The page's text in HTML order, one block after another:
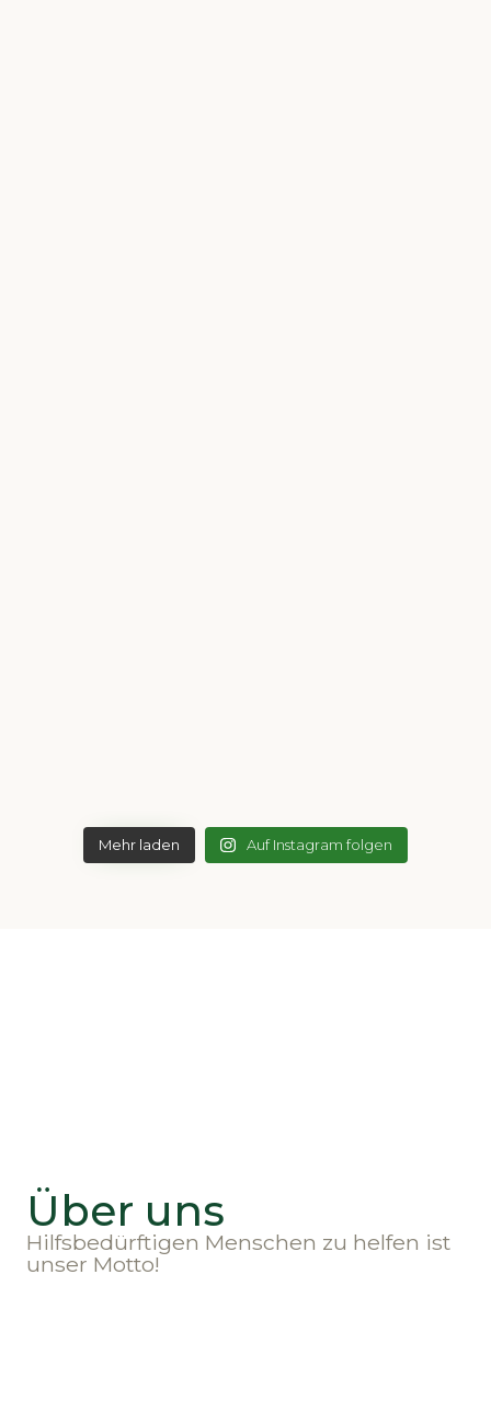
Mehr laden Auf Instagram folgen
Über uns
Hilfsbedürftigen Menschen zu helfen ist
unser Motto!